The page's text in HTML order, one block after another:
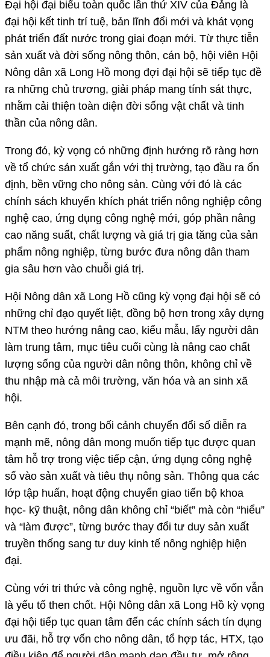
Đại hội đại biểu toàn quốc lần thứ XIV của Đảng là
đại hội kết tinh trí tuệ, bản lĩnh đổi mới và khát vọng
phát triển đất nước trong giai đoạn mới. Từ thực tiễn
sản xuất và đời sống nông thôn, cán bộ, hội viên Hội
Nông dân xã Long Hồ mong đợi đại hội sẽ tiếp tục đề
ra những chủ trương, giải pháp mang tính sát thực,
nhằm cải thiện toàn diện đời sống vật chất và tinh
thần của nông dân.
Trong đó, kỳ vọng có những định hướng rõ ràng hơn
về tổ chức sản xuất gắn với thị trường, tạo đầu ra ổn
định, bền vững cho nông sản. Cùng với đó là các
chính sách khuyến khích phát triển nông nghiệp công
nghệ cao, ứng dụng công nghệ mới, góp phần nâng
cao năng suất, chất lượng và giá trị gia tăng của sản
phẩm nông nghiệp, từng bước đưa nông dân tham
gia sâu hơn vào chuỗi giá trị.
Hội Nông dân xã Long Hồ cũng kỳ vọng đại hội sẽ có
những chỉ đạo quyết liệt, đồng bộ hơn trong xây dựng
NTM theo hướng nâng cao, kiểu mẫu, lấy người dân
làm trung tâm, mục tiêu cuối cùng là nâng cao chất
lượng sống của người dân nông thôn, không chỉ về
thu nhập mà cả môi trường, văn hóa và an sinh xã
hội.
Bên cạnh đó, trong bối cảnh chuyển đổi số diễn ra
mạnh mẽ, nông dân mong muốn tiếp tục được quan
tâm hỗ trợ trong việc tiếp cận, ứng dụng công nghệ
số vào sản xuất và tiêu thụ nông sản. Thông qua các
lớp tập huấn, hoạt động chuyển giao tiến bộ khoa
học- kỹ thuật, nông dân không chỉ “biết” mà còn “hiểu”
và “làm được”, từng bước thay đổi tư duy sản xuất
truyền thống sang tư duy kinh tế nông nghiệp hiện
đại.
Cùng với tri thức và công nghệ, nguồn lực về vốn vẫn
là yếu tố then chốt. Hội Nông dân xã Long Hồ kỳ vọng
đại hội tiếp tục quan tâm đến các chính sách tín dụng
ưu đãi, hỗ trợ vốn cho nông dân, tổ hợp tác, HTX, tạo